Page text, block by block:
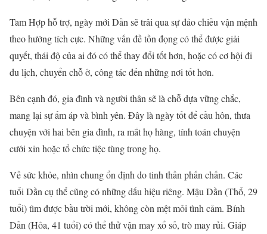
Tam Hợp hỗ trợ, ngày mới Dần sẽ trải qua sự đảo chiều vận mệnh
theo hướng tích cực. Những vấn đề tồn đọng có thể được giải
quyết, thái độ của ai đó có thể thay đổi tốt hơn, hoặc có cơ hội đi
du lịch, chuyển chỗ ở, công tác đến những nơi tốt hơn.
Bên cạnh đó, gia đình và người thân sẽ là chỗ dựa vững chắc,
mang lại sự ấm áp và bình yên. Đây là ngày tốt để cầu hôn, thưa
chuyện với hai bên gia đình, ra mắt họ hàng, tính toán chuyện
cưới xin hoặc tổ chức tiệc tùng trong họ.
Về sức khỏe, nhìn chung ổn định do tinh thần phấn chấn. Các
tuổi Dần cụ thể cũng có những dấu hiệu riêng. Mậu Dần (Thổ, 29
tuổi) tìm được bầu trời mới, không còn mệt mỏi tình cảm. Bính
Dần (Hỏa, 41 tuổi) có thể thử vận may xổ số, trò may rủi. Giáp